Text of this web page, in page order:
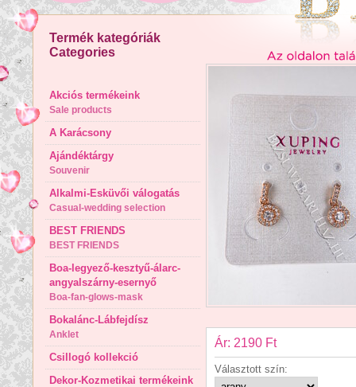
Termék kategóriák
Categories
Akciós termékeink
Sale products
A Karácsony
Ajándéktárgy
Souvenir
Alkalmi-Esküvői válogatás
Casual-wedding selection
BEST FRIENDS
BEST FRIENDS
Boa-legyező-kesztyű-álarc-
angyalszárny-esernyő
Boa-fan-glows-mask
Bokalánc-Lábfejdísz
Anklet
Csillogó kollekció
Dekor-Kozmetikai termékeink
Ár: 2190 Ft
Választott szín: